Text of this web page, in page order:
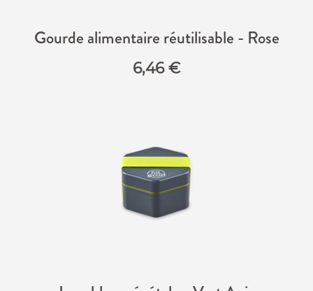
Gourde alimentaire réutilisable - Rose
6,46€